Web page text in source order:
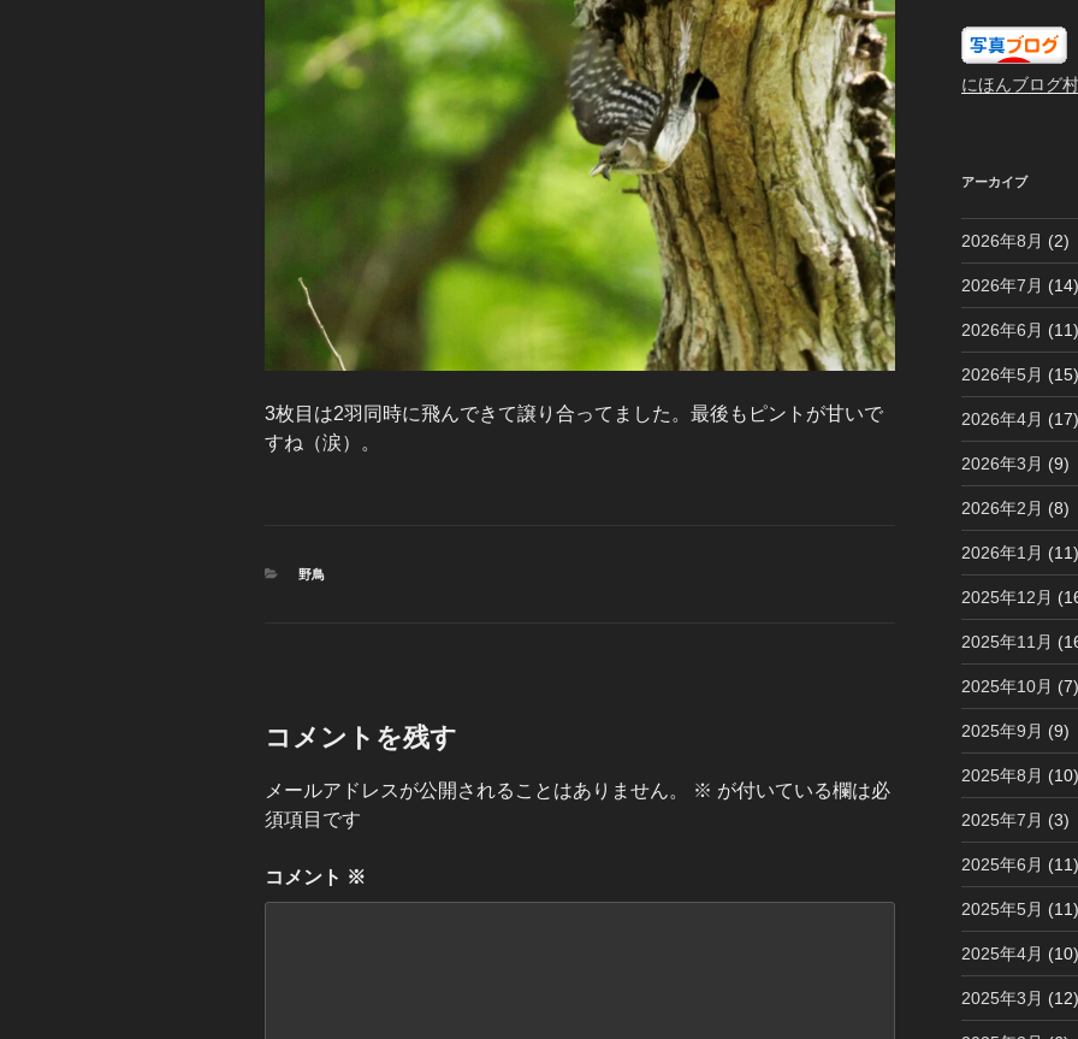
3枚目は2羽同時に飛んできて譲り合ってました。最後もピントが甘いで
すね（涙）。
カ
野鳥
コメントを残す
メールアドレスが公開されることはありません。 ※ が付いている欄は必
須項目です
コメント ※
にほんブログ村
アーカイブ
2026年8月 (2)
2026年7月 (14)
2026年6月 (11)
2026年5月 (15)
2026年4月 (17)
2026年3月 (9)
2026年2月 (8)
2026年1月 (11)
2025年12月
2025年11月
2025年10月 (7)
2025年9月 (9)
2025年8月 (10)
2025年7月 (3)
2025年6月 (11)
2025年5月 (11)
2025年4月 (10)
2025年3月 (12)